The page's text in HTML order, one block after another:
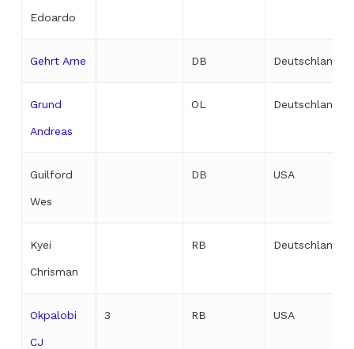
Edoardo
Gehrt Arne DB Deutschland
Grund
Andreas
OL Deutschland
Guilford
Wes
DB USA
Kyei
Chrisman
RB Deutschland
Okpalobi
CJ
3 RB USA